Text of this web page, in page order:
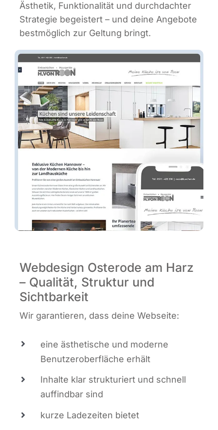
Ästhe­tik, Funk­tio­na­li­tät und durch­dach­ter
Stra­te­gie begeis­tert – und dei­ne Ange­bo­te
best­mög­lich zur Gel­tung bringt.
Webdesign Osterode am Harz
– Qualität, Struktur und
Sichtbarkeit
Wir garan­tie­ren, dass dei­ne Webseite:
eine ästhe­ti­sche und moder­ne
Benut­zer­ober­flä­che erhält
Inhal­te klar struk­tu­riert und schnell
auf­find­bar sind
kur­ze Lade­zei­ten bietet